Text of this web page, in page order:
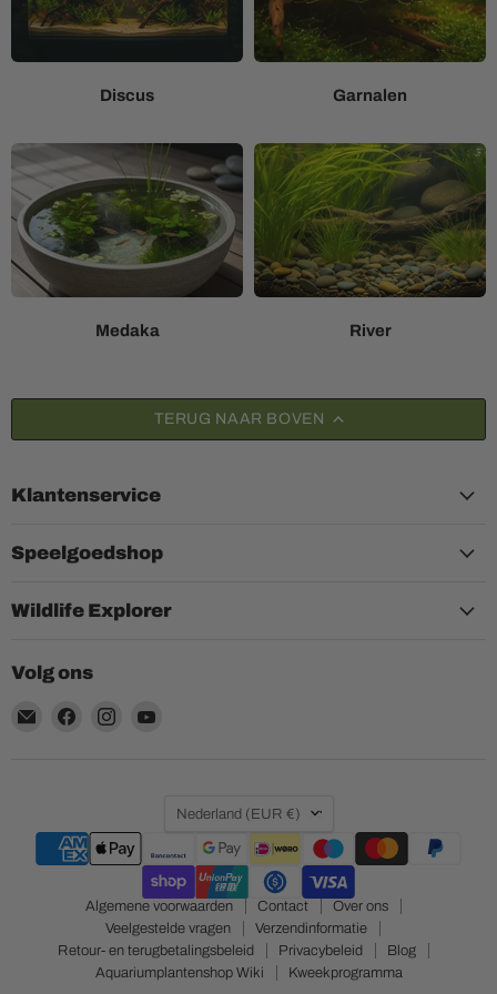
Discus Garnalen
Medaka River
TERUG NAAR BOVEN
Klantenservice
Speelgoedshop
Wildlife Explorer
Volg ons
Email
Vind
Vind
Land
Nederland (EUR €)
Algemene voorwaarden Contact
Over ons
Veelgestelde vragen
Verzendinformatie
Retour- en terugbetalingsbeleid
Privacybeleid
Blog
Aquariumplantenshop Wiki
Kweekprogramma